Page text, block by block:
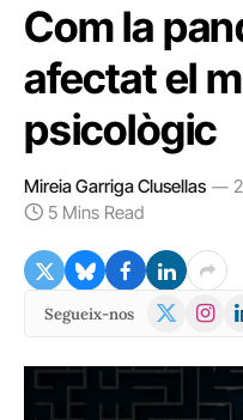
Com la
afectat el
psicològic
Mireia Garriga Clusellas
5 Mins Read
Segueix-nos
X